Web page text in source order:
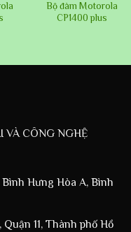
Bộ đàm Motorola
CP1400 plus
VÀ CÔNG NGHỆ
Hưng Hòa A, Bình
11, Thành phố Hồ